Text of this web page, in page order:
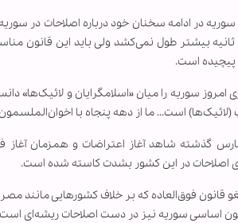
در ادامه سخنان خود درباره اصلاحات در
قانون جدید 15 ثانیه بیشتر طول نمی‌کشد ولی باید
پیچیده است.
امروز سوریه را میان «اسلامگرایان و لائیک‌ها»
است... ما از دهه پنجاه با
گذشته شاهد آغاز اعتراضات و همزمان
اصلاحات در این کشور بشدت کاسته شده است.
قانون فوق‌العاده که بر خلاف کشورهایی مانند
اساسی سوریه نیز در دست اصلاحات ریشه‌ای